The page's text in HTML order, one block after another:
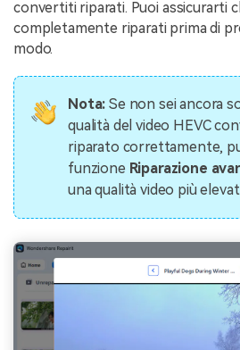
convertiti riparati. Puoi assicurarti
completamente riparati prima di
modo.
Nota: Se non sei ancora
qualità del video HEVC
riparato correttamente,
funzione Riparazione
una qualità video più